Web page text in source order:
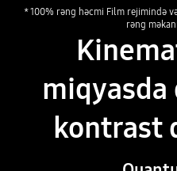
* 100% rəng həcmi Film rejimində
rəng
miqyasda
kontrast